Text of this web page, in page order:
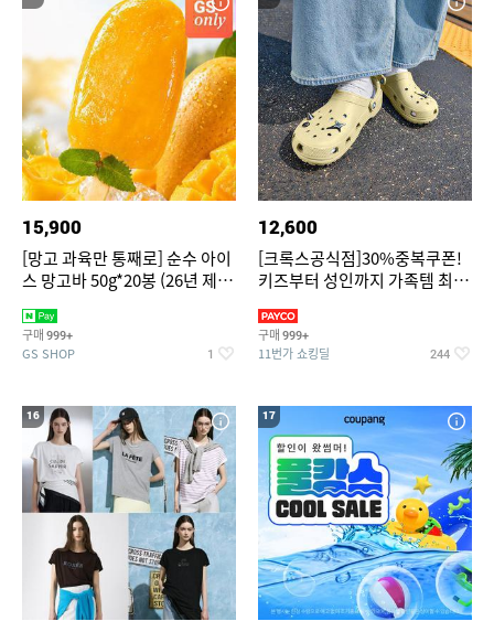
15,900
[망고 과육만 통째로] 순수 아이
스 망고바 50g*20봉 (26년 제
구매 999+
GS SHOP 1
12,600
[크록스공식점]30%중복쿠폰!
키즈부터 성인까지 가족템 최대
구매 999+
11번가 쇼킹딜 244
16 17